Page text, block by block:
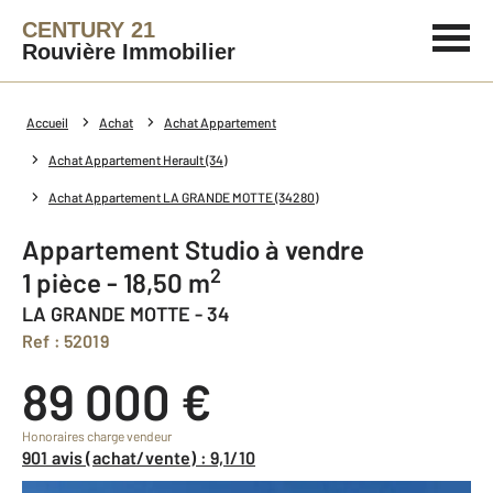
CENTURY 21
Rouvière Immobilier
Accueil Achat Achat Appartement
Achat Appartement Herault (34)
Achat Appartement LA GRANDE MOTTE (34280)
Appartement Studio à vendre
1 pièce - 18,50 m2
LA GRANDE MOTTE - 34
Ref : 52019
89 000 €
Honoraires charge vendeur
901 avis (achat/vente) : 9,1/10